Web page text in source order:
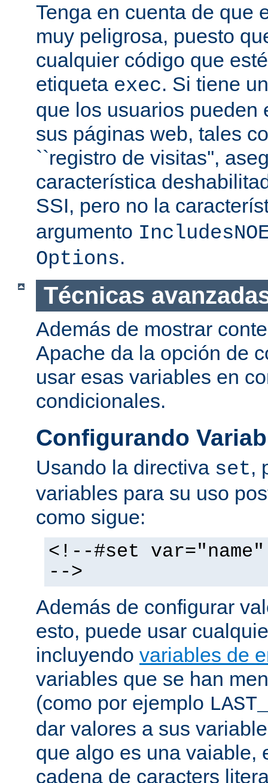
Tenga en cuenta de que
muy peligrosa, puesto
cualquier código que
etiqueta exec. Si tiene
que los usuarios pueden
sus páginas web, tales
``registro de visitas'',
característica
SSI, pero no la
argumento
Options.
Técnicas
Además de mostrar
Apache da la opción de
usar esas variables en
condicionales.
Configurando
Usando la directiva set,
variables para su uso
como sigue:
<!--#set
-->
Además de configurar
esto, puede usar
incluyendo variables de
variables que se han
(como por ejemplo
dar valores a sus
que algo es una vaiable,
cadena de caracters